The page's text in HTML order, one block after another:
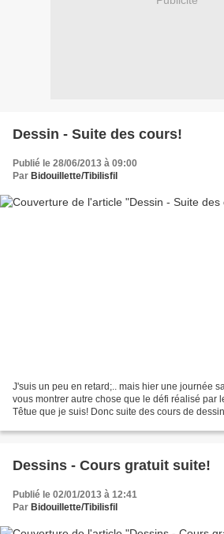
Dessin - Suite des cours!
Publié le 28/06/2013 à 09:00
Par Bidouillette/Tibilisfil
J'suis un peu en retard;.. mais hier une journée
vous montrer autre chose que le défi réalisé par
Têtue que je suis! Donc suite des cours de
Dessins - Cours gratuit suite!
Publié le 02/01/2013 à 12:41
Par Bidouillette/Tibilisfil